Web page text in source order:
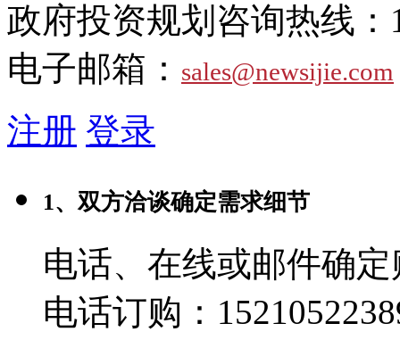
政府投资规划咨询热线：
电子邮箱： sales@newsijie.com
注册 登录
1、双方洽谈确定需求细节
电话、在线或邮件确
电话订购：